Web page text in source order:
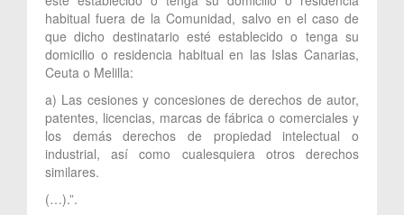
habitual fuera de la Comunidad, salvo en el caso de
que dicho destinatario esté establecido o tenga su
domicilio o residencia habitual en las Islas Canarias,
Ceuta o Melilla:
a) Las cesiones y concesiones de derechos de autor,
patentes, licencias, marcas de fábrica o comerciales y
los demás derechos de propiedad intelectual o
industrial, así como cualesquiera otros derechos
similares.
(…).”.